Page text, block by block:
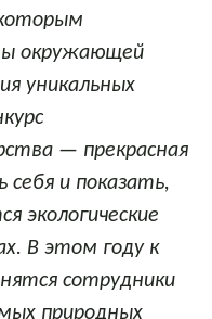
окружающей
уникальных
— прекрасная
и показать,
экологические
В этом году к
сотрудники
природных